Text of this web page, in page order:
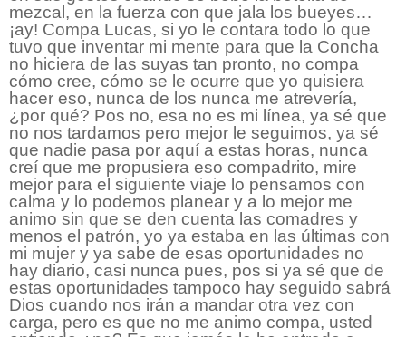
mezcal, en la fuerza con que jala los bueyes…
¡ay! Compa Lucas, si yo le contara todo lo que
tuvo que inventar mi mente para que la Concha
no hiciera de las suyas tan pronto, no compa
cómo cree, cómo se le ocurre que yo quisiera
hacer eso, nunca de los nunca me atrevería,
¿por qué? Pos no, esa no es mi línea, ya sé que
no nos tardamos pero mejor le seguimos, ya sé
que nadie pasa por aquí a estas horas, nunca
creí que me propusiera eso compadrito, mire
mejor para el siguiente viaje lo pensamos con
calma y lo podemos planear y a lo mejor me
animo sin que se den cuenta las comadres y
menos el patrón, yo ya estaba en las últimas con
mi mujer y ya sabe de esas oportunidades no
hay diario, casi nunca pues, pos si ya sé que de
estas oportunidades tampoco hay seguido sabrá
Dios cuando nos irán a mandar otra vez con
carga, pero es que no me animo compa, usted